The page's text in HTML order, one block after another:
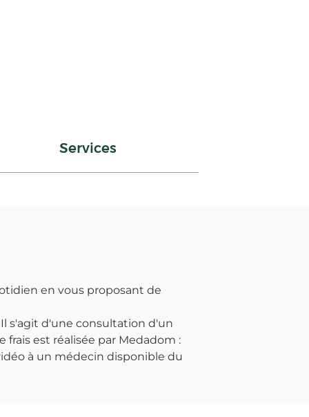
Services
en vous proposant de
s'agit d'une consultation d'un
est réalisée par Medadom :
à un médecin disponible du